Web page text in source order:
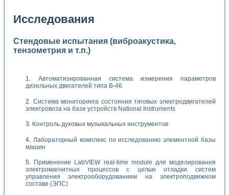
Исследования
Стендовые испытания (виброакустика,
тензометрия и т.п.)
Автоматизированная система измерения параметров
дизельных двигателей типа В-46
Система мониторинга состояния тяговых электродвигателей
электровоза на базе устройств National Instruments
Контроль духовых музыкальных инструментов
Лабораторный комплекс по исследованию элементной базы
машин
Применение LabVIEW real-time module для моделирования
электромагнитных процессов с целью отладки систем
управления электрооборудованием на электроподвижном
составе (ЭПС)